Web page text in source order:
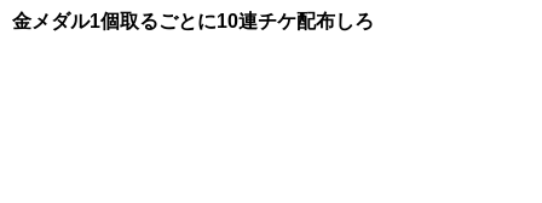
金メダル1個取るごとに10連チケ配布しろ